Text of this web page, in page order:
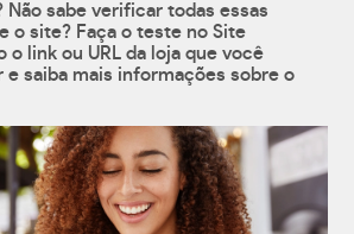
Não sabe verificar todas essas
o site? Faça o teste no Site
o link ou URL da loja que você
saiba mais informações sobre o